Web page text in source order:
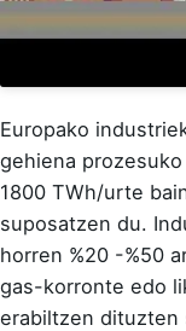
Europako
gehiena
1800 TWh/urte
suposatzen du.
horren %20 -%50
gas-korronte edo
erabiltzen dituzten